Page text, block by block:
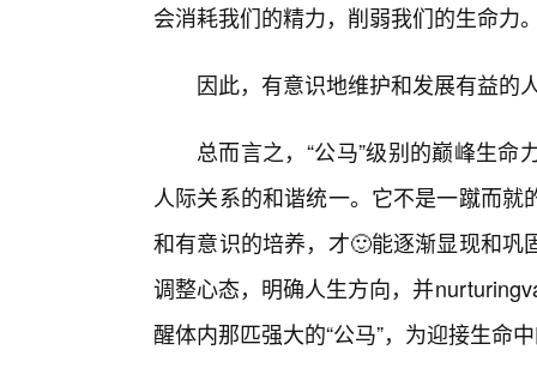
会消耗我们的精力，削弱我们的生命力
因此，有意识地维护和发展有益的
总而言之，“公马”级别的巅峰生
人际关系的和谐统一。它不是一蹴而
和有意识的培养，才🙂能逐渐显现和
调整心态，明确人生方向，并
醒体内那匹强大的“公马”，为迎接生命